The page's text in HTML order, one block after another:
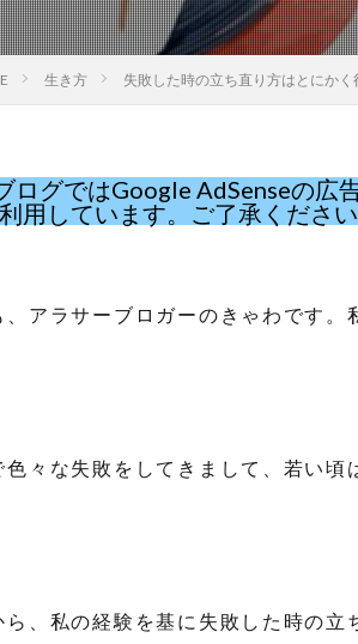
生き方 失敗した時の立ち直り方はとにか
ログではGoogle AdSenseの広
用しています。ご了承くださ
、アラサーブロガーのきゃわです
色々な失敗をしてきまして、若い
ら、私の経験を基に失敗した時の